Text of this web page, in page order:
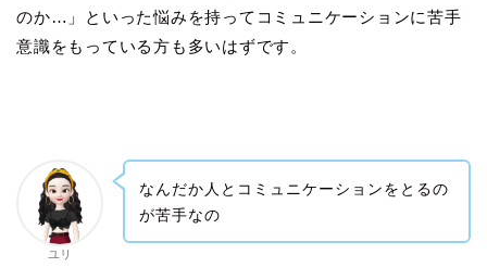
のか…」といった悩みを持ってコミュニケーションに苦手
意識をもっている方も多いはずです。
ユリ
なんだか人とコミュニケーションをとるの
が苦手なの